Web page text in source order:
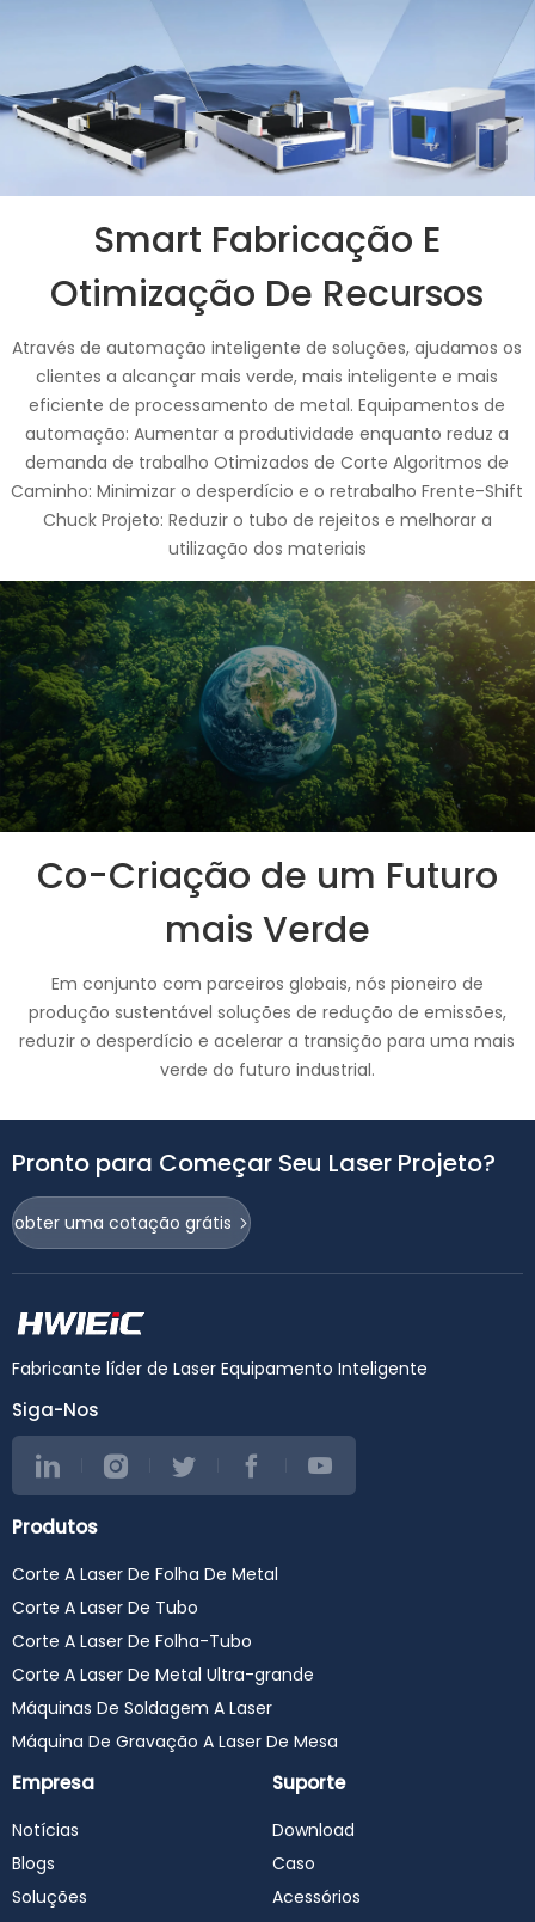
Smart Fabricação E
Otimização De Recursos
Através de automação inteligente de soluções, ajudamos os
clientes a alcançar mais verde, mais inteligente e mais
eficiente de processamento de metal. Equipamentos de
automação: Aumentar a produtividade enquanto reduz a
demanda de trabalho Otimizados de Corte Algoritmos de
Caminho: Minimizar o desperdício e o retrabalho Frente-Shift
Chuck Projeto: Reduzir o tubo de rejeitos e melhorar a
utilização dos materiais
Co-Criação de um Futuro
mais Verde
Em conjunto com parceiros globais, nós pioneiro de
produção sustentável soluções de redução de emissões,
reduzir o desperdício e acelerar a transição para uma mais
verde do futuro industrial.
Pronto para Começar Seu Laser Projeto?
obter uma cotação grátis
Fabricante líder de Laser Equipamento Inteligente
Siga-Nos
Produtos
Corte A Laser De Folha De Metal
Corte A Laser De Tubo
Corte A Laser De Folha-Tubo
Corte A Laser De Metal Ultra-grande
Máquinas De Soldagem A Laser
Máquina De Gravação A Laser De Mesa
Empresa
Notícias
Blogs
Soluções
Suporte
Download
Caso
Acessórios